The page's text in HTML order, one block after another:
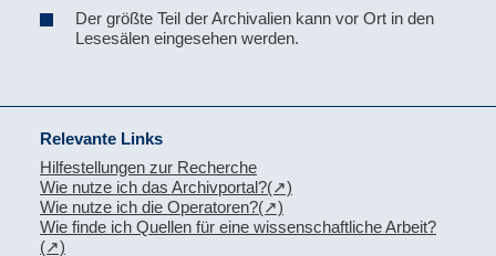
Der größte Teil der Archivalien kann vor Ort in den
Lesesälen eingesehen werden.
Relevante Links
Hilfestellungen zur Recherche
Wie nutze ich das Archivportal?
Wie nutze ich die Operatoren?
Wie finde ich Quellen für eine wissenschaftliche Arbeit?